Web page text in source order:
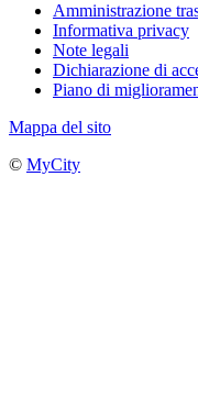
Amministrazione
Informativa privacy
Note legali
Dichiarazione di
Piano di
Mappa del sito
© MyCity